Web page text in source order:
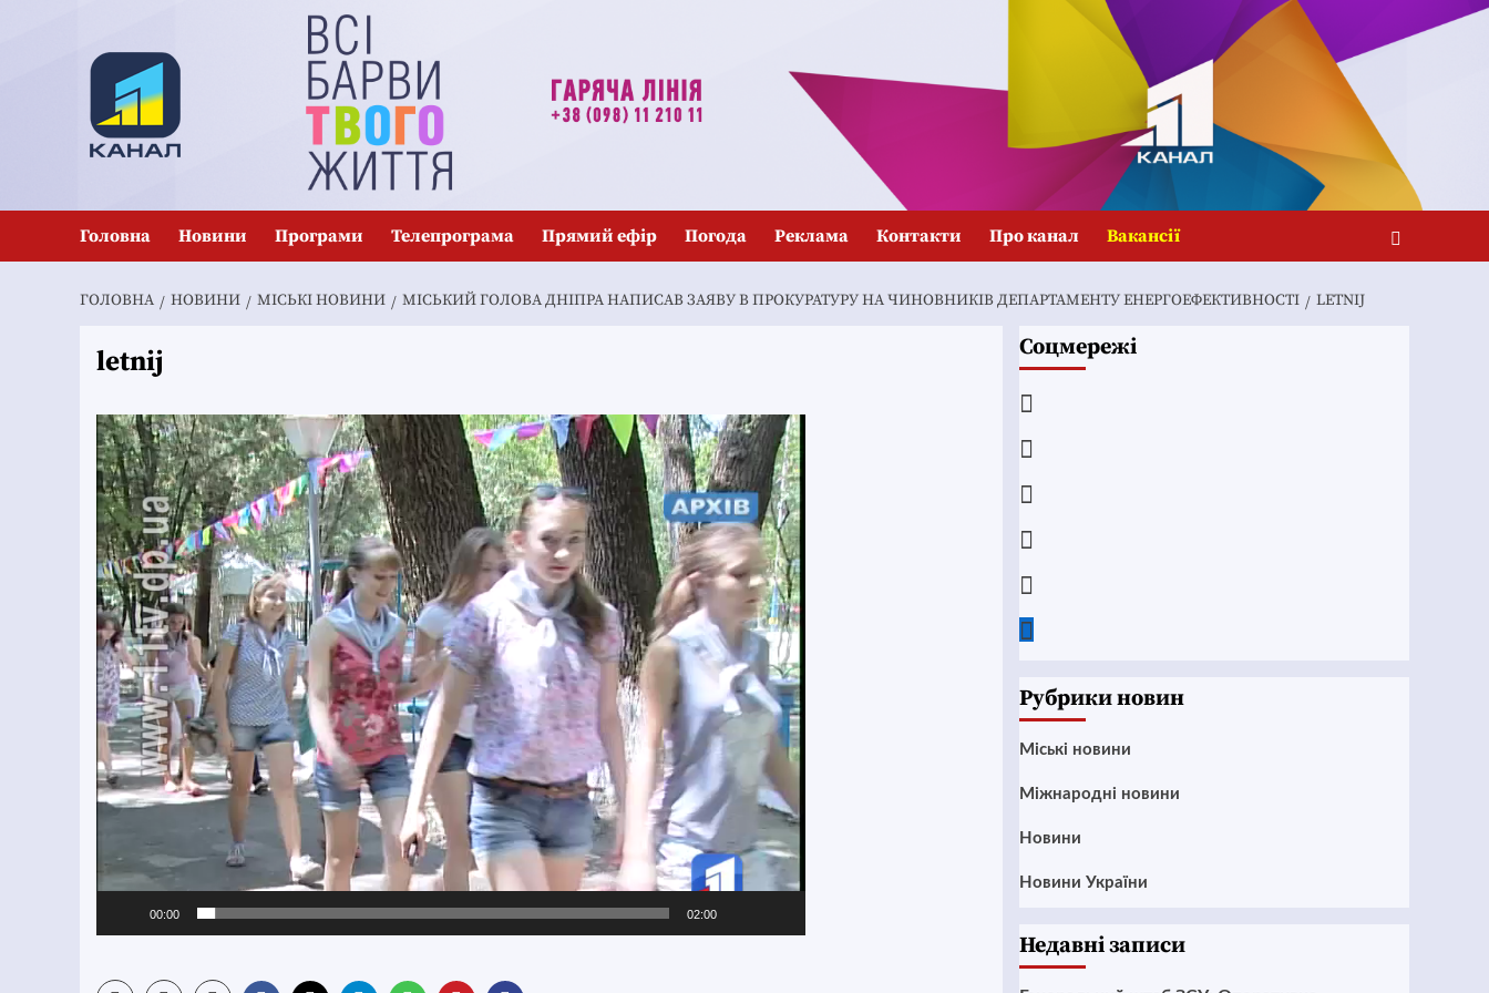
Головна Новини Програми Телепрограма Прямий ефір Погода Реклама Контакти Про канал Вакансії
ГОЛОВНА НОВИНИ MІСЬКІ НОВИНИ МІСЬКИЙ ГОЛОВА ДНІПРА НАПИСАВ ЗАЯВУ В ПРОКУРАТУРУ НА ЧИНОВНИКІВ ДЕПАРТАМЕНТУ ЕНЕРГОЕФЕКТИВНОСТІ LETNIJ
letnij
Відеопрогравач
00:00 02:00
Соцмережі
Рубрики новин
Mіські новини
Міжнародні новини
Новини
Новини України
Недавні записи